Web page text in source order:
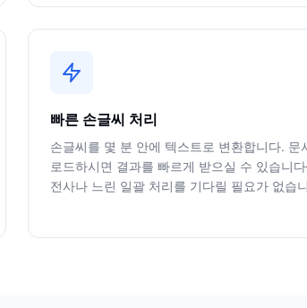
빠른 손글씨 처리
손글씨를 몇 분 안에 텍스트로 변환합니다. 문
로드하시면 결과를 빠르게 받으실 수 있습니
전사나 느린 일괄 처리를 기다릴 필요가 없습